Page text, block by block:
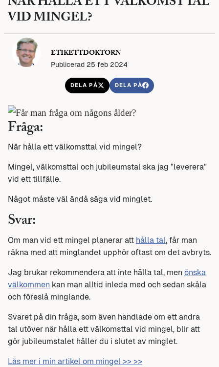
VID MINGEL?
ETIKETTDOKTORN
Publicerad 25 feb 2024
DELA PÅ DELA PÅ
Fråga:
När hålla ett välkomsttal vid mingel?
Mingel, välkomsttal och jubileumstal ska jag ”leverera”
vid ett tillfälle.
Något måste väl ändå säga vid minglet.
Svar:
Om man vid ett mingel planerar att hålla tal, får man
räkna med att minglandet upphör oftast om det avbryts.
Jag brukar rekommendera att inte hålla tal, men önska
välkommen kan man alltid inleda med och sedan skåla
och föreslå minglande.
Svaret på din fråga, som även handlade om ett andra
tal utöver när hålla ett välkomsttal vid mingel, blir att
gör jubileumstalet håller du i slutet av minglet.
Läs mer i min artikel om mingel >> >>